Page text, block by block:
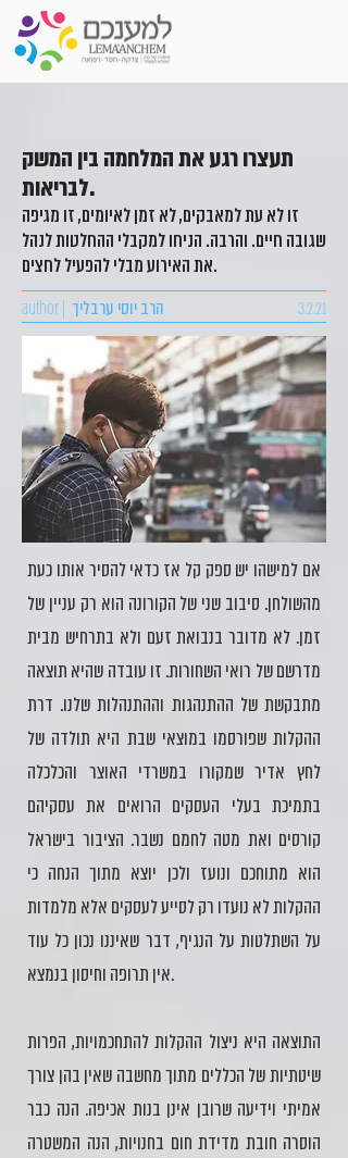
תעצרו רגע את המלחמה בין המשק
לבריאות.
זו לא עת למאבקים, לא זמן לאיומים, זו מגיפה
שגובה חיים. והרבה. הניחו למקבלי ההחלטות לנהל
את האירוע מבלי להפעיל לחצים.
author | הרב יוסי ערבליך 3.2.21
אם למישהו יש ספק קל אז כדאי להסיר אותו כעת
מהשולחן. סיבוב שני של הקורונה הוא רק עניין של
זמן. לא מדובר בנבואת זעם ולא בתרחיש מבית
מדרשם של רואי השחורות. זו עובדה שהיא תוצאה
מתבקשת של ההתנהגות וההתנהלות שלנו. דרת
ההקלות שפורסמו במוצאי שבת היא תולדה של
לחץ אדיר שמקורו במשרדי האוצר והכלכלה
בתמיכת בעלי העסקים הרואים את עסקיהם
קורסים ואת מטה לחמם נשבר. הציבור בישראל
הוא מתוחכם ונועז ולכן יוצא מתוך הנחה כי
ההקלות לא נועדו רק לסייע לעסקים אלא מלמדות
על השתלטות על הנגיף, דבר שאיננו נכון כל עוד
אין תרופה וחיסון בנמצא.
התוצאה היא ניצול ההקלות להתחכמויות, הפרות
שיטתיות של הכללים מתוך מחשבה שאין בהן צורך
אמיתי וידיעה שרובן אינן בנות אכיפה. הנה כבר
הוסרה חובת מדידת חום בחנויות, הנה המשטרה